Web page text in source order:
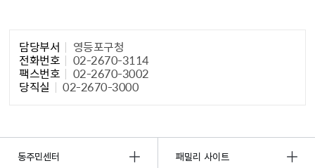
담당부서 영등포구청
전화번호 02-2670-3114
팩스번호 02-2670-3002
당직실 02-2670-3000
동주민센터 패밀리 사이트